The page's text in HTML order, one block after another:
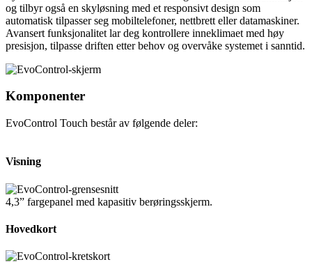
og tilbyr også en skyløsning med et responsivt design som
automatisk tilpasser seg mobiltelefoner, nettbrett eller datamaskiner.
Avansert funksjonalitet lar deg kontrollere inneklimaet med høy
presisjon, tilpasse driften etter behov og overvåke systemet i sanntid.
Komponenter
EvoControl Touch består av følgende deler:
Visning
4,3” fargepanel med kapasitiv berøringsskjerm.
Hovedkort